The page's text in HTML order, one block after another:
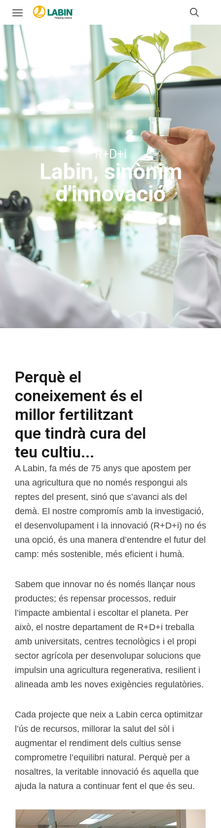
R+D+i
Labin, sinònim
d'innovació
Perquè el
coneixement és el
millor fertilitzant
que tindrà cura del
teu cultiu...
A Labin, fa més de 75 anys que apostem per
una agricultura que no només respongui als
reptes del present, sinó que s’avanci als del
demà. El nostre compromís amb la investigació,
el desenvolupament i la innovació (R+D+i) no és
una opció, és una manera d’entendre el futur del
camp: més sostenible, més eficient i humà.
Sabem que innovar no és només llançar nous
productes; és repensar processos, reduir
l’impacte ambiental i escoltar el planeta. Per
això, el nostre departament de R+D+i treballa
amb universitats, centres tecnològics i el propi
sector agrícola per desenvolupar solucions que
impulsin una agricultura regenerativa, resilient i
alineada amb les noves exigències regulatòries.
Cada projecte que neix a Labin cerca optimitzar
l’ús de recursos, millorar la salut del sòl i
augmentar el rendiment dels cultius sense
comprometre l’equilibri natural. Perquè per a
nosaltres, la veritable innovació és aquella que
ajuda la natura a continuar fent el que és seu.